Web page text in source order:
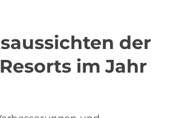
der
im Jahr